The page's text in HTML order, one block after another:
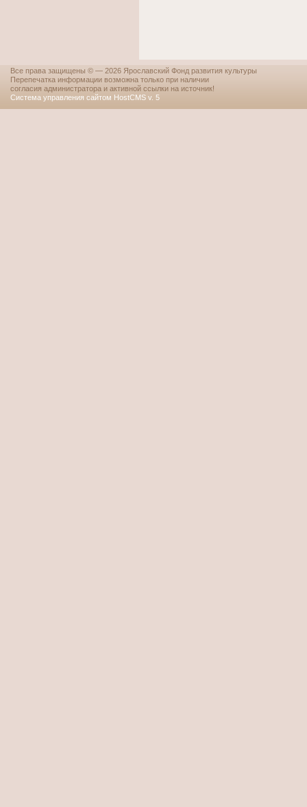
Все права защищены © — 2026 Ярославский Фонд развития культуры
Перепечатка информации возможна только при наличии
согласия администратора и активной ссылки на источник!
Система управления сайтом HostCMS v. 5